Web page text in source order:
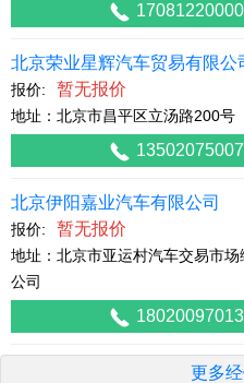
17081220000
北京荣业星辉汽车贸易有限公
报价: 暂无报价
地址：北京市昌平区立汤路200号
13502075007
北京伊阳嘉业汽车有限公司
报价: 暂无报价
地址：北京市亚运村汽车交易市
公司
18020097013
更多